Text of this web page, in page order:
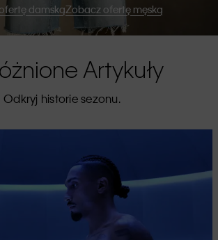
damskąZobacz ofertę męską
Artykuły
Odkryj historie sezonu.